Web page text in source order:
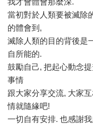
我才會體會那麼深.
當初對於人類要被滅除
的體會到,
滅除人類的目的背後是
自所能的.
鼓勵自己, 把起心動念
事情
跟大家分享交流, 大家
情就隨緣吧!
一切自有安排. 也感謝